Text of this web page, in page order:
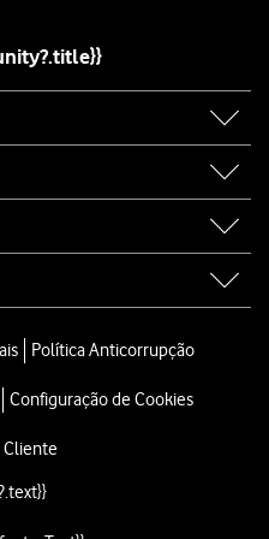
Política Anticorrupção
Configuração de Cookies
Cliente